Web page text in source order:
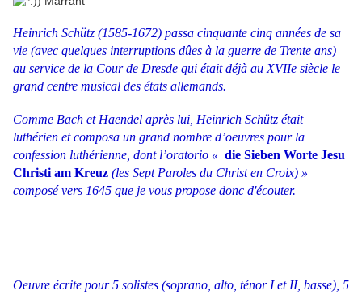
Heinrich Schütz (1585-1672) passa cinquante cinq années de sa
vie (avec quelques interruptions dûes à la guerre de Trente ans)
au service de la Cour de Dresde qui était déjà au XVIIe siècle le
grand centre musical des états allemands.
Comme Bach et Haendel après lui, Heinrich Schütz était
luthérien et composa un grand nombre d’oeuvres pour la
confession luthérienne, dont l’oratorio « die Sieben Worte Jesu
Christi am Kreuz (les Sept Paroles du Christ en Croix) »
composé vers 1645 que je vous propose donc d'écouter.
Oeuvre écrite pour 5 solistes (soprano, alto, ténor I et II, basse), 5